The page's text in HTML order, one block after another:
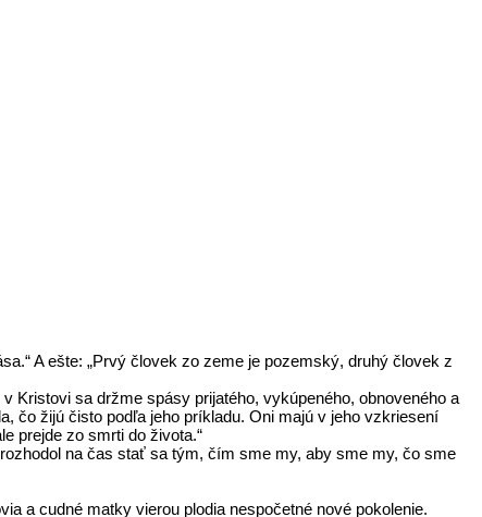
A ešte: „Prvý človek zo zeme je pozemský, druhý človek z
Kristovi sa držme spásy prijatého, vykúpeného, obnoveného a
čo žijú čisto podľa jeho príkladu. Oni majú v jeho vzkriesení
prejde zo smrti do života.“
na čas stať sa tým, čím sme my, aby sme my, čo sme
a cudné matky vierou plodia nespočetné nové pokolenie.